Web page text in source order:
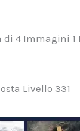
4 Immagini
Livello 331